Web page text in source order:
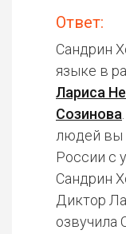
Ответ:
Сандрин
языке в
Лариса
Созинова
людей вы
России с
Сандрин
Диктор
озвучила